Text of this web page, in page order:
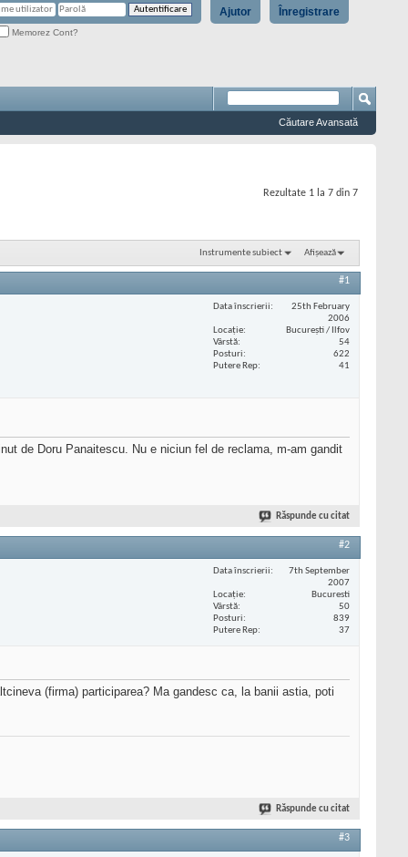
Înregistrare
Ajutor
Memorez Cont?
Căutare Avansată
Rezultate 1 la 7 din 7
Instrumente subiect Afișează
#1
Data înscrierii
25th February
2006
Locaţie
București / Ilfov
Vârstă
54
Posturi
622
Putere Rep
41
de Doru Panaitescu. Nu e niciun fel de reclama, m-am gandit
Răspunde cu citat
#2
Data înscrierii
7th September
2007
Locaţie
Bucuresti
Vârstă
50
Posturi
839
Putere Rep
37
(firma) participarea? Ma gandesc ca, la banii astia, poti
Răspunde cu citat
#3